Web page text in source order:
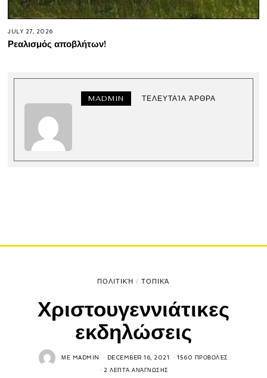
JULY 27, 2026
Ρεαλισμός αποβλήτων!
MADMIN ΤΕΛΕΥΤΑΊΑ ΆΡΘΡΑ
ΠΟΛΙΤΙΚΉ / ΤΟΠΙΚΆ
Χριστουγεννιάτικες
εκδηλώσεις
ΜΕ MADMIN DECEMBER 16, 2021 1560 ΠΡΟΒΟΛΈΣ
2 ΛΕΠΤΆ ΑΝΆΓΝΩΣΗΣ